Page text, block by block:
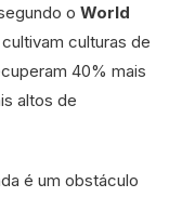
o World
culturas de
40% mais
altos de
é um obstáculo